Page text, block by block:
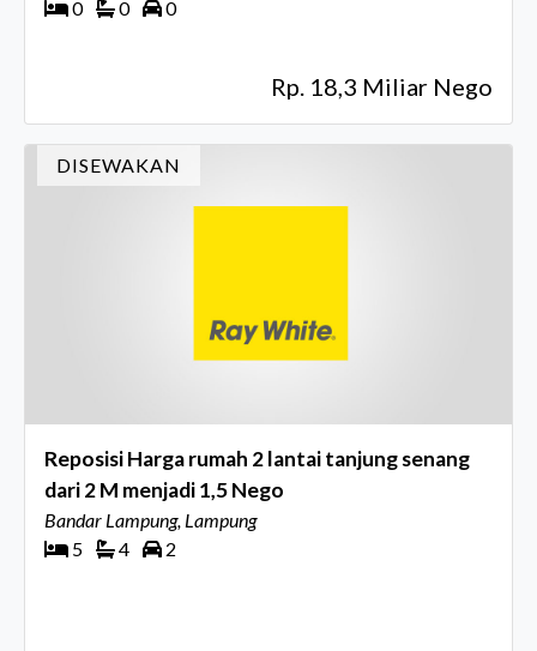
0 0 0
Rp. 18,3 Miliar Nego
DISEWAKAN
Reposisi Harga rumah 2 lantai tanjung senang
dari 2 M menjadi 1,5 Nego
Bandar Lampung, Lampung
5
4 2